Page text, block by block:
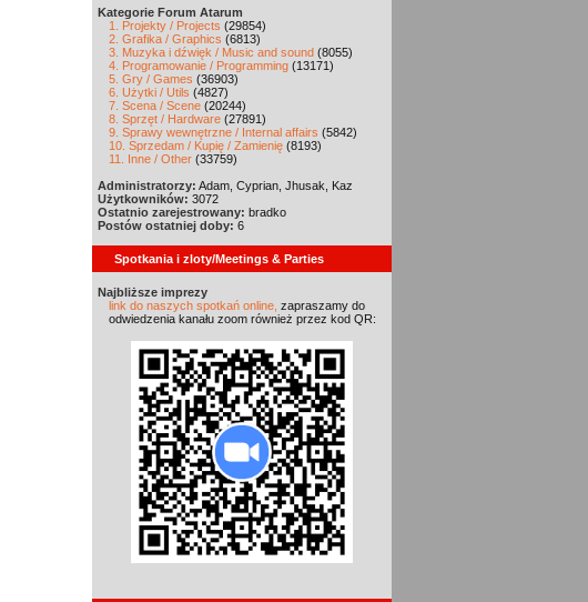
Kategorie Forum Atarum
1. Projekty / Projects (29854)
2. Grafika / Graphics (6813)
3. Muzyka i dźwięk / Music and sound (8055)
4. Programowanie / Programming (13171)
5. Gry / Games (36903)
6. Użytki / Utils (4827)
7. Scena / Scene (20244)
8. Sprzęt / Hardware (27891)
9. Sprawy wewnętrzne / Internal affairs (5842)
10. Sprzedam / Kupię / Zamienię (8193)
11. Inne / Other (33759)
Administratorzy: Adam, Cyprian, Jhusak, Kaz
Użytkowników: 3072
Ostatnio zarejestrowany: bradko
Postów ostatniej doby: 6
Spotkania i zloty/Meetings & Parties
Najbliższe imprezy
link do naszych spotkań online, zapraszamy do
odwiedzenia kanału zoom również przez kod QR: